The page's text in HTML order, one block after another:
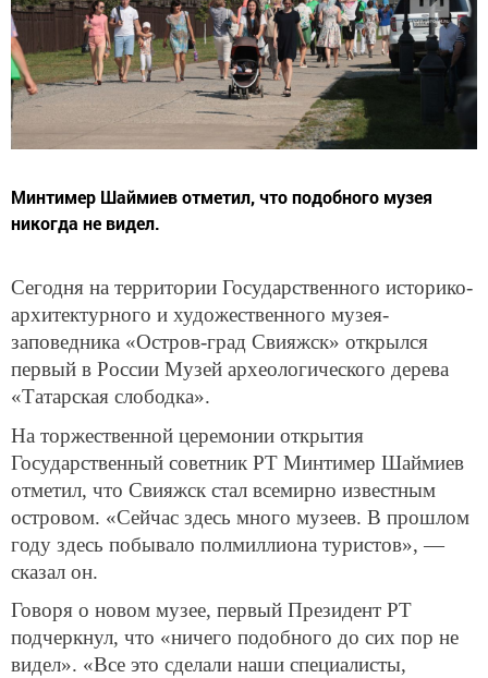
Минтимер Шаймиев отметил, что подобного музея
никогда не видел.
Сегодня на территории Государственного историко-
архитектурного и художественного музея-
заповедника «Остров-град Свияжск» открылся
первый в России Музей археологического дерева
«Татарская слободка».
На торжественной церемонии открытия
Государственный советник РТ Минтимер Шаймиев
отметил, что Свияжск стал всемирно известным
островом. «Сейчас здесь много музеев. В прошлом
году здесь побывало полмиллиона туристов», —
сказал он.
Говоря о новом музее, первый Президент РТ
подчеркнул, что «ничего подобного до сих пор не
видел». «Все это сделали наши специалисты,